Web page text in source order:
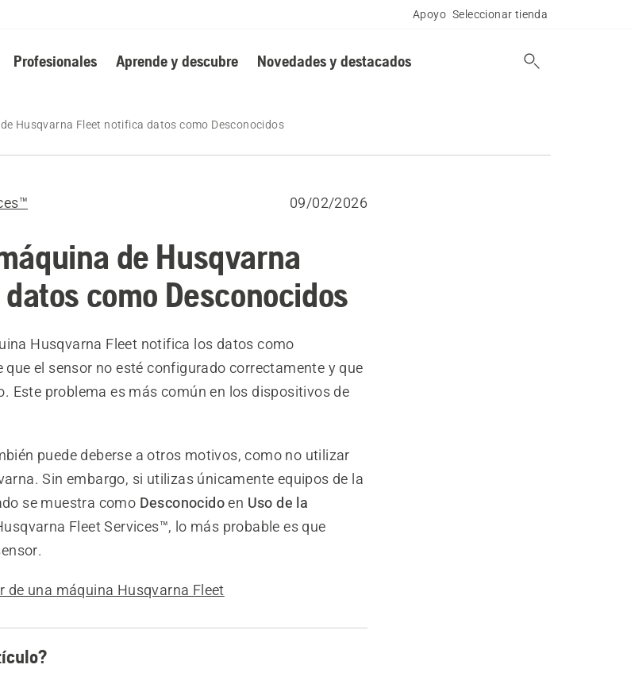
Apoyo Seleccionar tienda
Profesionales Aprende y descubre Novedades y destacados
Husqvarna Fleet notifica datos como Desconocidos
09/02/2026
de Husqvarna
como Desconocidos
Husqvarna Fleet notifica los datos como
que el sensor no esté configurado correctamente y que
Este problema es más común en los dispositivos de
puede deberse a otros motivos, como no utilizar
Sin embargo, si utilizas únicamente equipos de la
se muestra como Desconocidoen Uso de la
Fleet Services™, lo más probable es que
de una máquina Husqvarna Fleet